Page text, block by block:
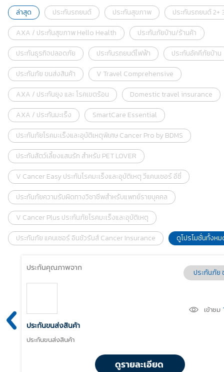
ล่าสุด ประกันรถยนต์ ประกันสุขภาพ
ประกันรถยนต์ 2+
AXA / ประกันสุขภาพ Hello Health
ประกันภัยบ้าน/ร้านค้า
ประกันธุรกิจปลอดภัย
ประกันรถยนต์ไฟฟ้า
ประกันอัคคีภัยบ้าน
ประกันภัย ขนส่งสินค้า
V Travel Comprehensive
AXA / ประกันยุง และ โรคเขตร้อน
Domestic travel insurance
AXA / ประกันมะเร็ง
SmartCare Essential
ประกันภัยโรคมะเร็งและอุบัติเหตุพิเศษ Cancer Pro by BDMS
ประกันสัตว์เลี้ยงแสนรัก สำหรับ PET LOVER
V Cancer Easy ประกันโรคมะเร็งและอุบัติเหตุ วีแคนเซอร์ อีซี่
ประกันภัยความรับผิดทางวิชาชีพสำหรับแพทย์รายบุคคล
V Cancer Plus ประกันภัยโรคมะเร็งและอุบัติเหตุ
ประกันภัย แคนเซอร์ อินชัวรันส์ Cancer Insurance
ดูโปรโมชั่นทั้งห
ประกันภัย
ประกันคุณภาพจาก
เข้าชม
ประกันขนส่งสินค้า
ประกันขนส่งสินค้า
ดูรายละเอียด